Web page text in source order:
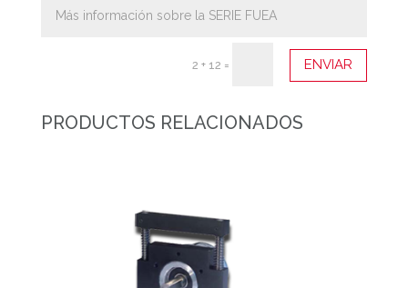
2 + 12 = ENVIAR
PRODUCTOS RELACIONADOS